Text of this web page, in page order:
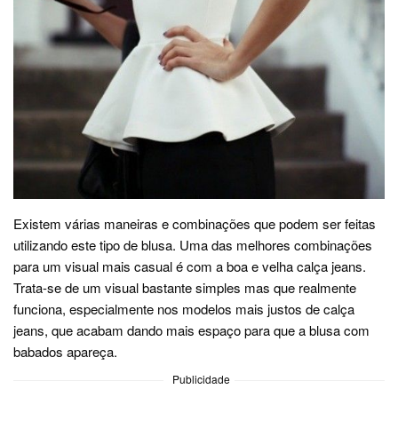
Existem várias maneiras e combinações que podem ser feitas
utilizando este tipo de blusa. Uma das melhores combinações
para um visual mais casual é com a boa e velha calça jeans.
Trata-se de um visual bastante simples mas que realmente
funciona, especialmente nos modelos mais justos de calça
jeans, que acabam dando mais espaço para que a blusa com
babados apareça.
Publicidade